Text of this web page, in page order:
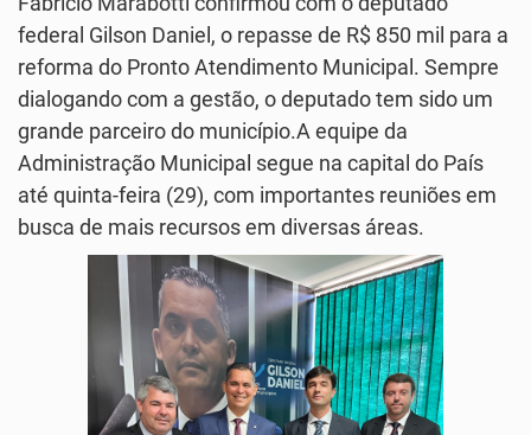
federal Gilson Daniel, o repasse de R$ 850 mil para a
reforma do Pronto Atendimento Municipal. Sempre
dialogando com a gestão, o deputado tem sido um
grande parceiro do município.A equipe da
Administração Municipal segue na capital do País
até quinta-feira (29), com importantes reuniões em
busca de mais recursos em diversas áreas.